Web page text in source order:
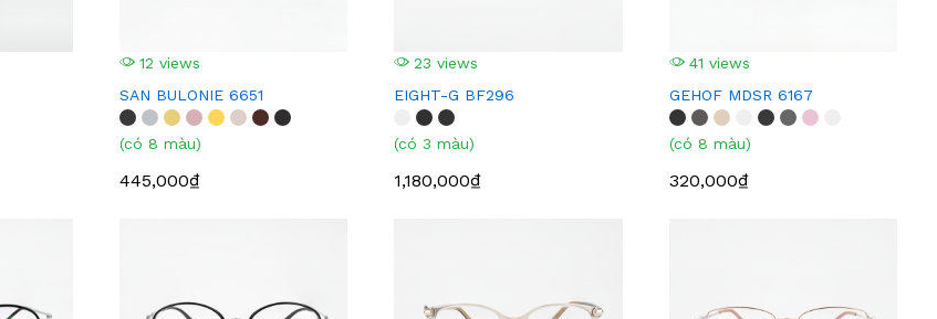
12 views
SAN BULONIE 6651
(có 8 màu)
445,000₫
23 views
EIGHT-G BF296
(có 3 màu)
1,180,000₫
41 views
GEHOF MDSR 6167
(có 8 màu)
320,000₫